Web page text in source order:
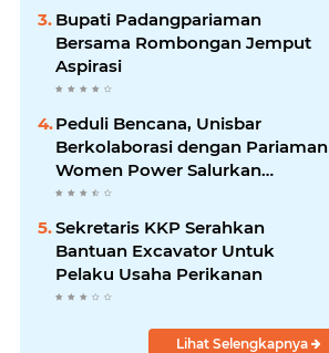
Bupati Padangpariaman
Bersama Rombongan Jemput
Aspirasi
Peduli Bencana, Unisbar
Berkolaborasi dengan Pariaman
Women Power Salurkan
Bantuan untuk Korban Banjir di
Padang
Sekretaris KKP Serahkan
Bantuan Excavator Untuk
Pelaku Usaha Perikanan
Lihat Selengkapnya